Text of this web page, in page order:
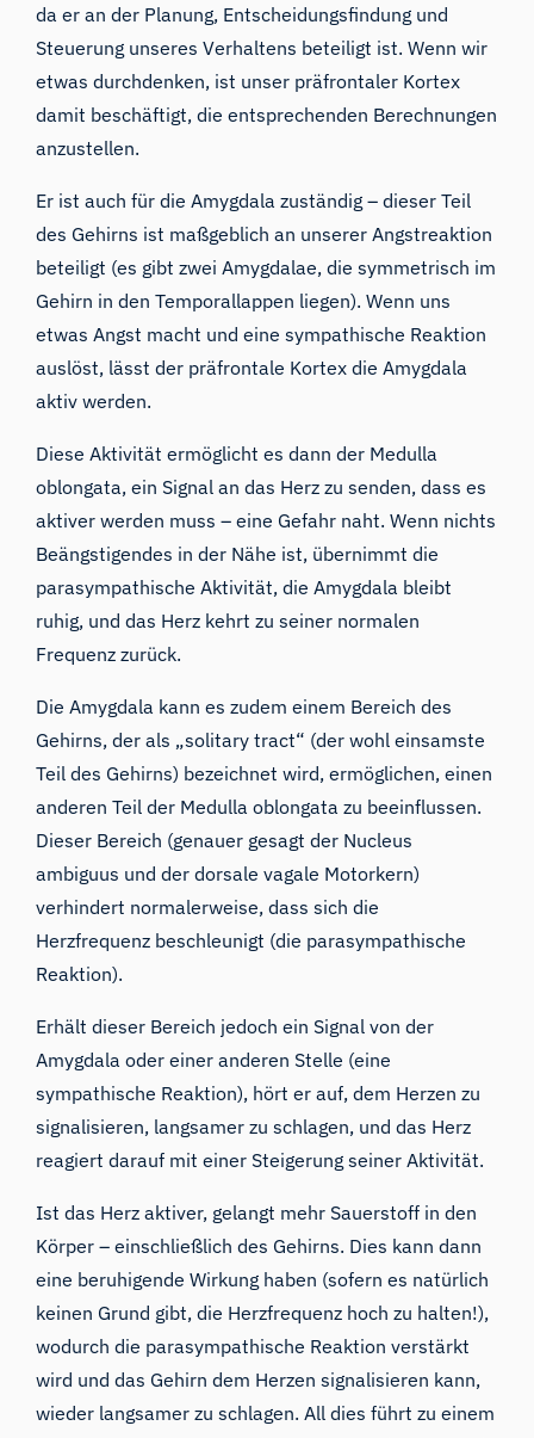
da er an der Planung, Entscheidungsfindung und
Steuerung unseres Verhaltens beteiligt ist. Wenn wir
etwas durchdenken, ist unser präfrontaler Kortex
damit beschäftigt, die entsprechenden Berechnungen
anzustellen.
Er ist auch für die Amygdala zuständig – dieser Teil
des Gehirns ist maßgeblich an unserer Angstreaktion
beteiligt (es gibt zwei Amygdalae, die symmetrisch im
Gehirn in den Temporallappen liegen). Wenn uns
etwas Angst macht und eine sympathische Reaktion
auslöst, lässt der präfrontale Kortex die Amygdala
aktiv werden.
Diese Aktivität ermöglicht es dann der Medulla
oblongata, ein Signal an das Herz zu senden, dass es
aktiver werden muss – eine Gefahr naht. Wenn nichts
Beängstigendes in der Nähe ist, übernimmt die
parasympathische Aktivität, die Amygdala bleibt
ruhig, und das Herz kehrt zu seiner normalen
Frequenz zurück.
Die Amygdala kann es zudem einem Bereich des
Gehirns, der als „solitary tract“ (der wohl einsamste
Teil des Gehirns) bezeichnet wird, ermöglichen, einen
anderen Teil der Medulla oblongata zu beeinflussen.
Dieser Bereich (genauer gesagt der Nucleus
ambiguus und der dorsale vagale Motorkern)
verhindert normalerweise, dass sich die
Herzfrequenz beschleunigt (die parasympathische
Reaktion).
Erhält dieser Bereich jedoch ein Signal von der
Amygdala oder einer anderen Stelle (eine
sympathische Reaktion), hört er auf, dem Herzen zu
signalisieren, langsamer zu schlagen, und das Herz
reagiert darauf mit einer Steigerung seiner Aktivität.
Ist das Herz aktiver, gelangt mehr Sauerstoff in den
Körper – einschließlich des Gehirns. Dies kann dann
eine beruhigende Wirkung haben (sofern es natürlich
keinen Grund gibt, die Herzfrequenz hoch zu halten!),
wodurch die parasympathische Reaktion verstärkt
wird und das Gehirn dem Herzen signalisieren kann,
wieder langsamer zu schlagen. All dies führt zu einem